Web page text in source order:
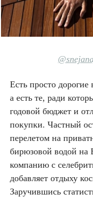
Есть просто дорогие
а есть те, ради
годовой бюджет и
покупки. Частный
перелетом на
бирюзовой водой на
компанию с
добавляет отдыху
Заручившись